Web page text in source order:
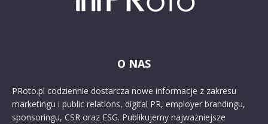
O NAS
PRoto.pl codziennie dostarcza nowe informacje z zakresu
marketingu i public relations, digital PR, employer brandingu,
sponsoringu, CSR oraz ESG. Publikujemy najważniejsze